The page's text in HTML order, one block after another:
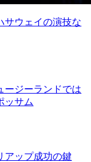
サウェイの演技な
ージーランドでは
ッサム
アップ成功の鍵